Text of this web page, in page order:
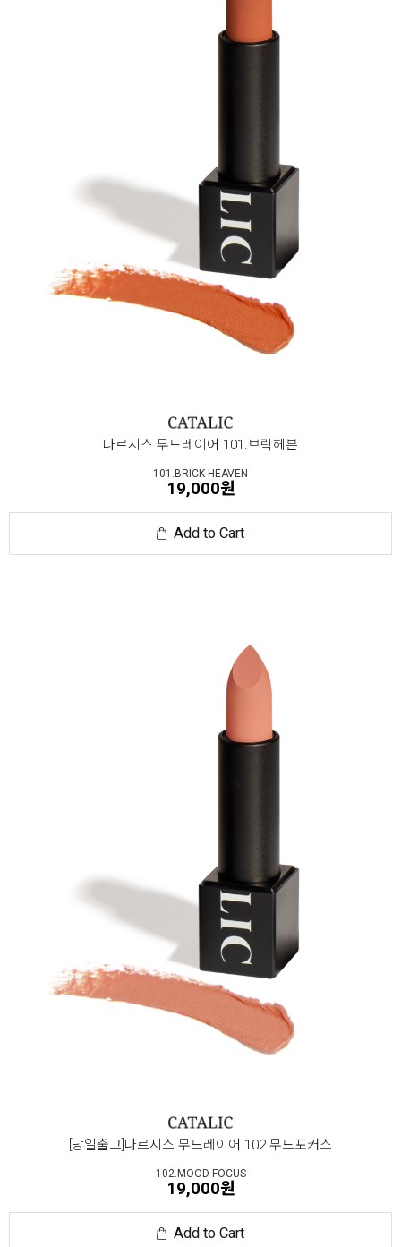
나르시스 무드레이어 101.브릭헤븐
101.BRICK HEAVEN
19,000원
Add to Cart
[당일출고]나르시스 무드레이어 102.무드포커스
102.MOOD FOCUS
19,000원
Add to Cart